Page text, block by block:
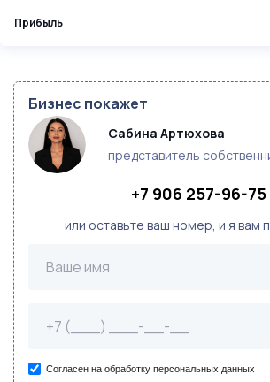
Прибыль
Бизнес покажет
Сабина Артюхова
представитель
+7 906 257-96-75
или оставьте ваш номер, и я вам
Согласен на обработку персональных данных